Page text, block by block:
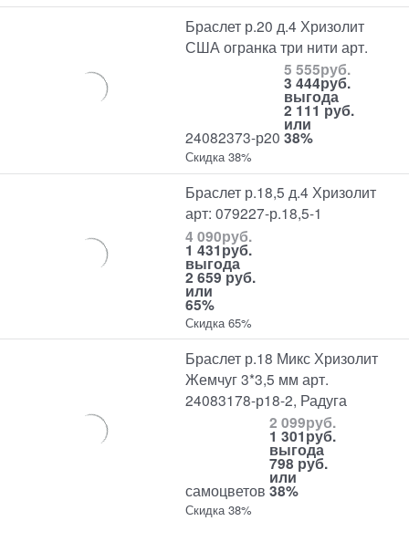
Браслет р.20 д.4 Хризолит
США огранка три нити арт.
24082373-р20
5 555руб.
3 444руб.
выгода
2 111 руб.
или
38%
Скидка 38%
Браслет р.18,5 д.4 Хризолит
арт: 079227-р.18,5-1
4 090руб.
1 431руб.
выгода
2 659 руб.
или
65%
Скидка 65%
Браслет р.18 Микс Хризолит
Жемчуг 3*3,5 мм арт.
24083178-р18-2, Радуга
самоцветов
2 099руб.
1 301руб.
выгода
798 руб.
или
38%
Скидка 38%